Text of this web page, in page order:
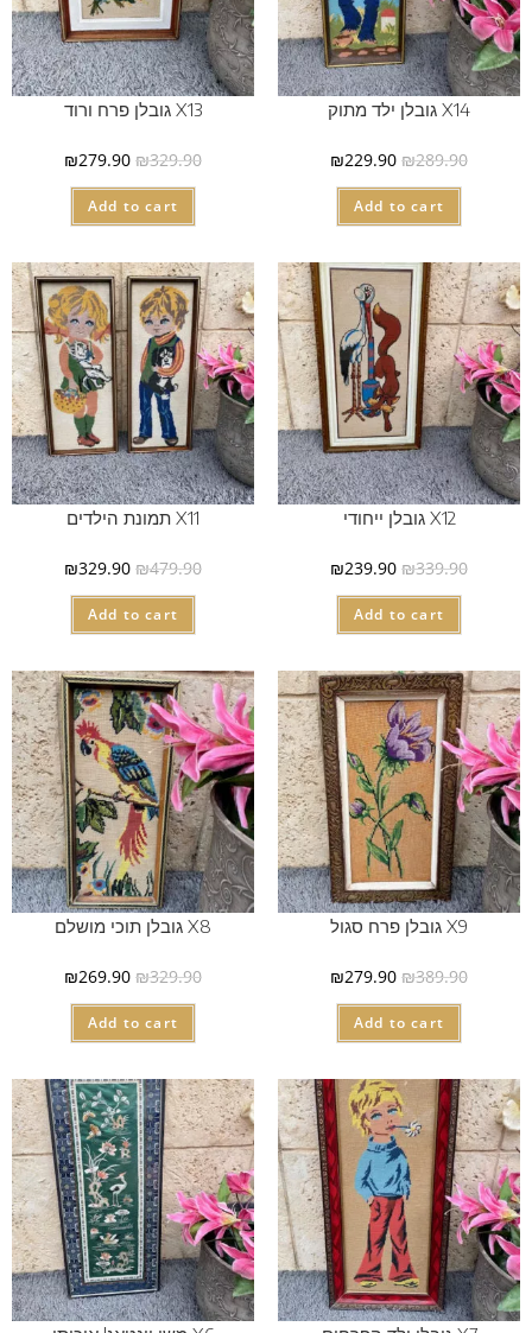
X14 גובלן ילד מתוק
₪289.90
₪229.90
Add to cart
X13 גובלן פרח ורוד
₪329.90
₪279.90
Add to cart
X12 גובלן ייחודי
₪339.90
₪239.90
Add to cart
X11 תמונת הילדים
₪479.90
₪329.90
Add to cart
X9 גובלן פרח סגול
₪389.90
₪279.90
Add to cart
X8 גובלן תוכי מושלם
₪329.90
₪269.90
Add to cart